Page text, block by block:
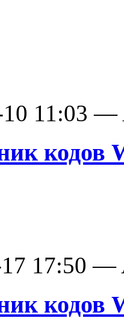
11:03 —
кодов
17:50 —
кодов